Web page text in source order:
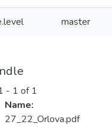
master
- 1 of 1
Name:
27_22_Orlova.pdf